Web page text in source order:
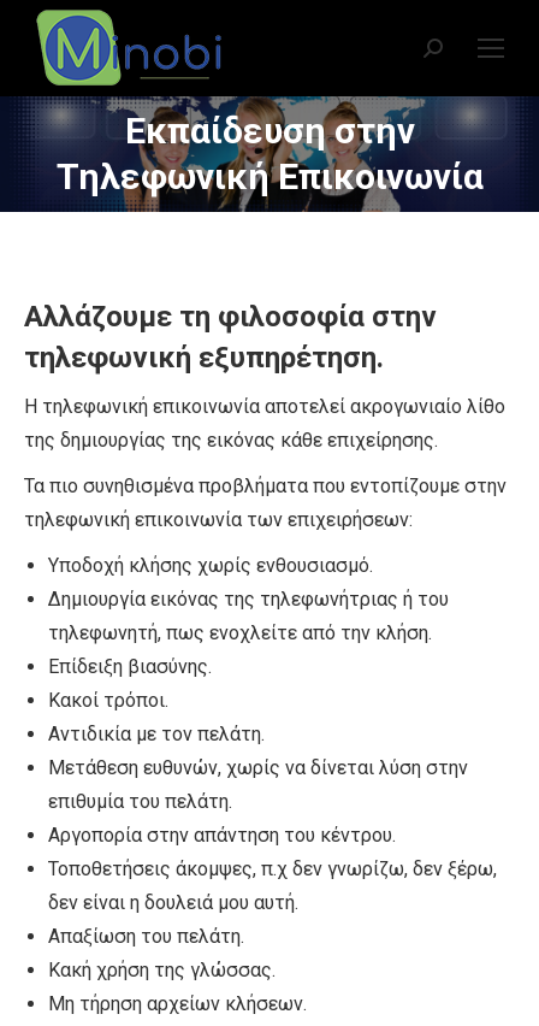
Search:
Εκπαίδευση στην
Τηλεφωνική Επικοινωνία
You are here:
Αλλάζουμε τη φιλοσοφία στην
τηλεφωνική εξυπηρέτηση.
Η τηλεφωνική επικοινωνία αποτελεί ακρογωνιαίο λίθο
της δημιουργίας της εικόνας κάθε επιχείρησης.
Τα πιο συνηθισμένα προβλήματα που εντοπίζουμε στην
τηλεφωνική επικοινωνία των επιχειρήσεων:
Υποδοχή κλήσης χωρίς ενθουσιασμό.
Δημιουργία εικόνας της τηλεφωνήτριας ή του
τηλεφωνητή, πως ενοχλείτε από την κλήση.
Επίδειξη βιασύνης.
Κακοί τρόποι.
Αντιδικία με τον πελάτη.
Μετάθεση ευθυνών, χωρίς να δίνεται λύση στην
επιθυμία του πελάτη.
Αργοπορία στην απάντηση του κέντρου.
Τοποθετήσεις άκομψες, π.χ δεν γνωρίζω, δεν ξέρω,
δεν είναι η δουλειά μου αυτή.
Απαξίωση του πελάτη.
Κακή χρήση της γλώσσας.
Μη τήρηση αρχείων κλήσεων.